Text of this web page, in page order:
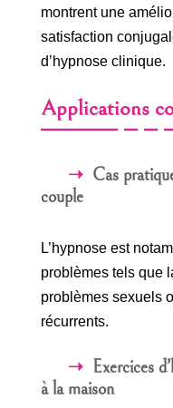
montrent une
satisfaction
d’hypnose clinique.
Applications
Cas
couple
L’hypnose est
problèmes tels que
problèmes sexuels
récurrents.
Exercices
à la maison